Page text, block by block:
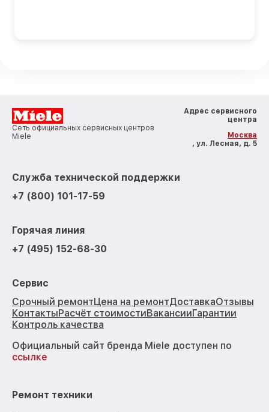
Сеть официальных сервисных центров
Miele
Адрес сервисного
центра
Москва
, ул. Лесная, д. 5
Служба технической поддержки
+7 (800) 101-17-59
Горячая линия
+7 (495) 152-68-30
Сервис
Срочный ремонтЦена на ремонтДоставкаОтзывы
КонтактыРасчёт стоимостиВакансииГарантии
Контроль качества
Официальный сайт бренда Miele доступен по
ссылке
Ремонт техники